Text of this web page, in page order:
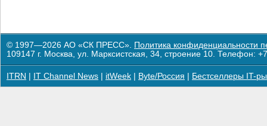
© 1997—2026 АО «СК ПРЕСС». Политика конфиденциальности
109147 г. Москва, ул. Марксистская, 34, строение 10. Телефон:
ITRN IT Channel News itWeek Byte/Россия Бестселлеры IT-